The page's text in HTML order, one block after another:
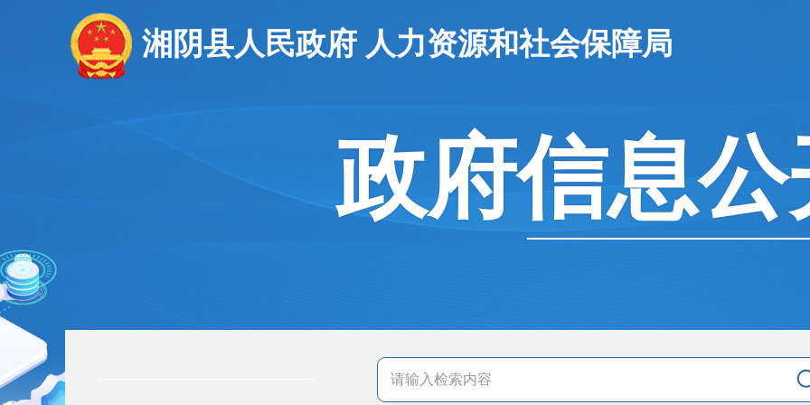
湘阴县人民政府 人力资源和社会保障局
政府信息公